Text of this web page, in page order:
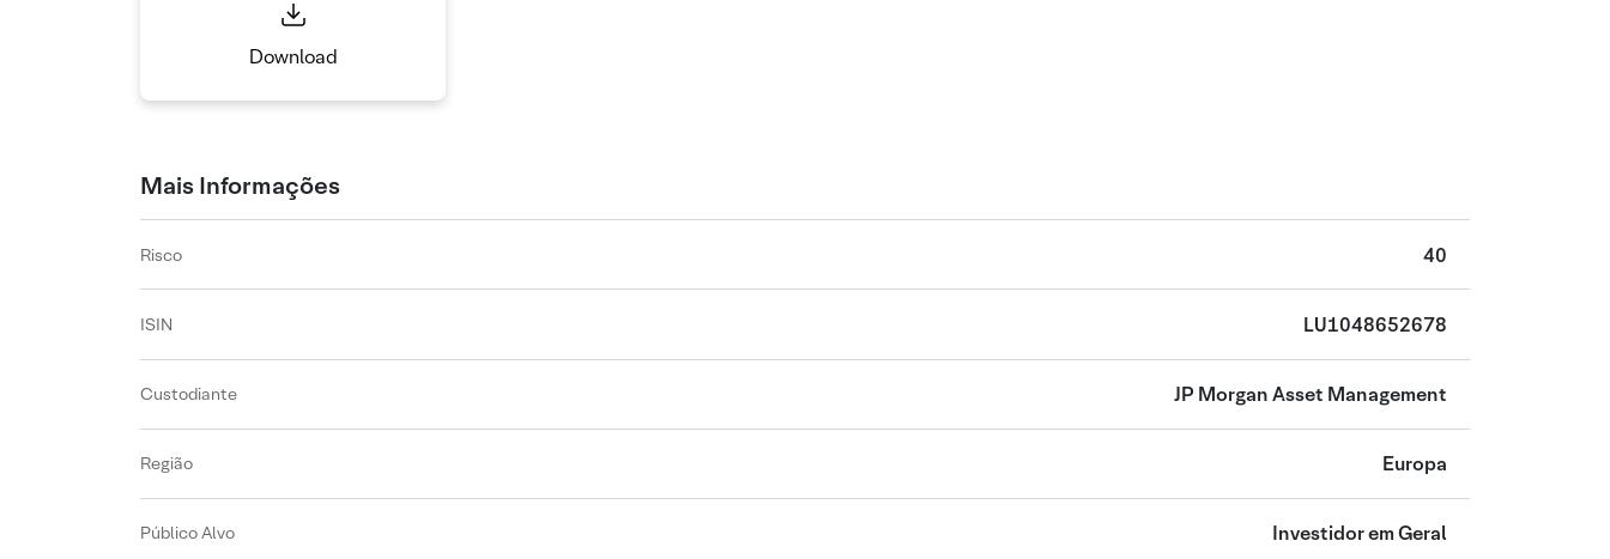
Download
Mais Informações
Risco 40
ISIN LU1048652678
Custodiante JP Morgan Asset Management
Região Europa
Público Alvo Investidor em Geral